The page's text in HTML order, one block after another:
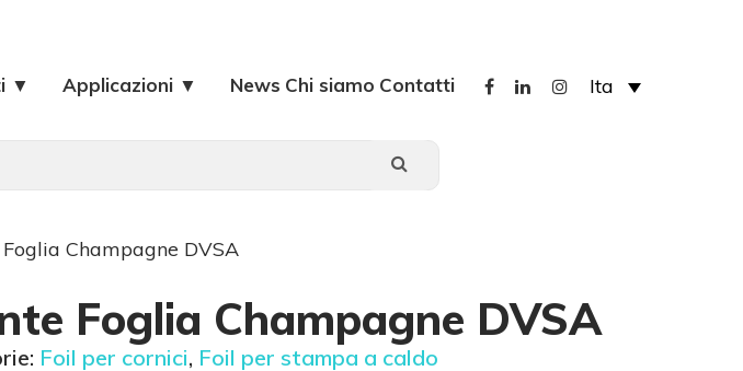
Ita
▼ Applicazioni ▼ News Chi siamo Contatti
Champagne DVSA
Foglia Champagne DVSA
Foil per cornici, Foil per stampa a caldo